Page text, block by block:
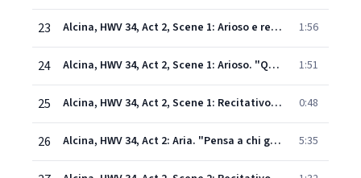
23 Alcina, HWV 34, Act 2, Scene 1: Arioso e recitativo. "Col celarvi" - "Taci, taci, codardo" (Melisso, Ruggiero) 1:56
24 Alcina, HWV 34, Act 2, Scene 1: Arioso. "Qual portento mi richiama" (Ruggiero) 1:51
25 Alcina, HWV 34, Act 2, Scene 1: Recitativo. "Atlante, dove sei?" (Ruggiero, Melisso) 0:48
26 Alcina, HWV 34, Act 2: Aria. "Pensa a chi geme" (Melisso) [Live] 5:35